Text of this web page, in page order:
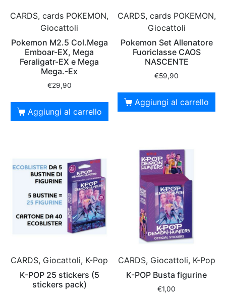
CARDS, cards POKEMON,
Giocattoli
Pokemon M2.5 Col.Mega
Emboar-EX, Mega
Feraligatr-EX e Mega
Mega.-Ex
€29,90
Aggiungi al carrello
CARDS, cards POKEMON,
Giocattoli
Pokemon Set Allenatore
Fuoriclasse CAOS
NASCENTE
€59,90
Aggiungi al carrello
CARDS, Giocattoli, K-Pop
K-POP 25 stickers (5
stickers pack)
CARDS, Giocattoli, K-Pop
K-POP Busta figurine
€1,00